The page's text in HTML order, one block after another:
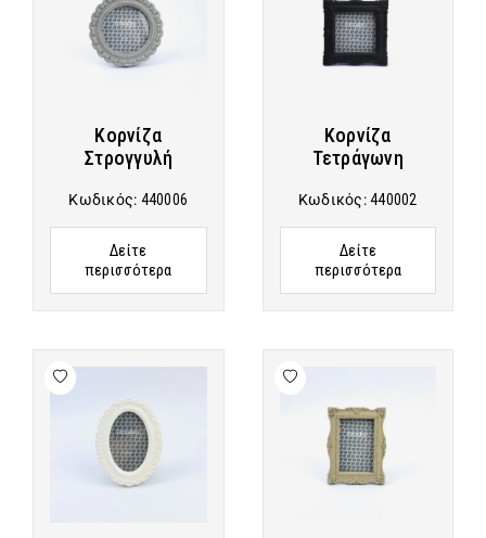
Κορνίζα
Στρογγυλή
Κωδικός: 440006
Δείτε
περισσότερα
Κορνίζα
Τετράγωνη
Κωδικός:440002
Δείτε
περισσότερα